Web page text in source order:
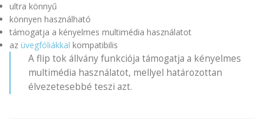
ultra könnyű
könnyen használható
támogatja a kényelmes multimédia használatot
az üvegfóliákkal kompatibilis
A flip tok állvány funkciója támogatja a kényelmes
multimédia használatot, mellyel határozottan
élvezetesebbé teszi azt.